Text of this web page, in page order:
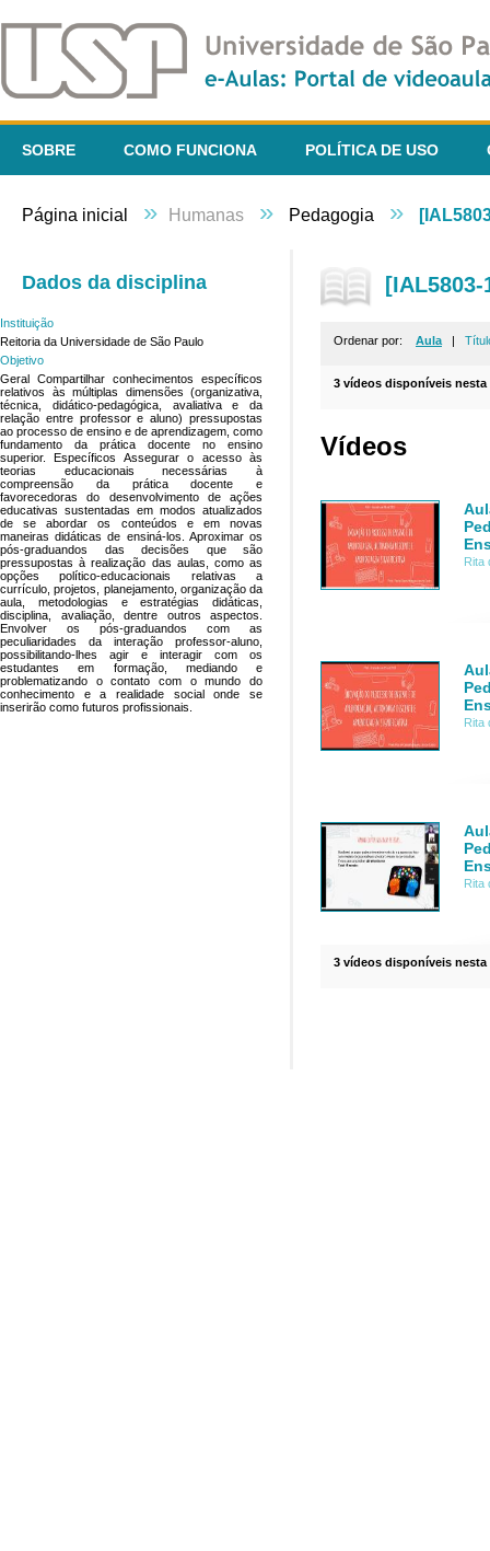
SOBRE COMO FUNCIONA POLÍTICA DE USO
Página inicial » Humanas » Pedagogia »
Dados da disciplina
Instituição
Reitoria da Universidade de São Paulo
Objetivo
Geral Compartilhar conhecimentos específicos
relativos às múltiplas dimensões (organizativa,
técnica, didático-pedagógica, avaliativa e da
relação entre professor e aluno) pressupostas
ao processo de ensino e de aprendizagem, como
fundamento da prática docente no ensino
superior. Específicos Assegurar o acesso às
teorias educacionais necessárias à
compreensão da prática docente e
favorecedoras do desenvolvimento de ações
educativas sustentadas em modos atualizados
de se abordar os conteúdos e em novas
maneiras didáticas de ensiná-los. Aproximar os
pós-graduandos das decisões que são
pressupostas à realização das aulas, como as
opções político-educacionais relativas a
currículo, projetos, planejamento, organização da
aula, metodologias e estratégias didáticas,
disciplina, avaliação, dentre outros aspectos.
Envolver os pós-graduandos com as
peculiaridades da interação professor-aluno,
possibilitando-lhes agir e interagir com os
estudantes em formação, mediando e
problematizando o contato com o mundo do
conhecimento e a realidade social onde se
inserirão como futuros profissionais.
Ordenar por: Aula |
3 vídeos disponíveis
Vídeos
Rita
Rita
Rita
3 vídeos disponíveis